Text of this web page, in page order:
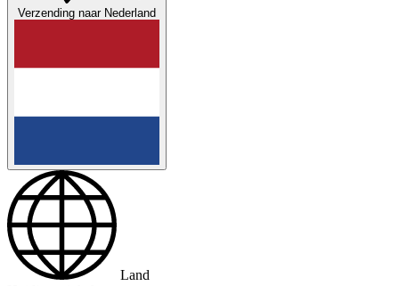
Verzending naarNederland
Land